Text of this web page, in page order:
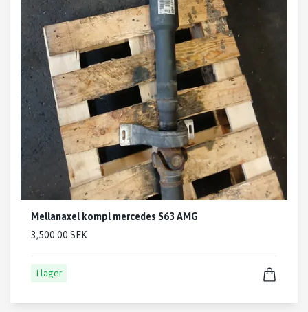
Mellanaxel kompl mercedes S63 AMG
3,500.00 SEK
I lager